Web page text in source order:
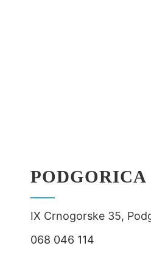
PODGORICA
IX Crnogorske 35,
068 046 114